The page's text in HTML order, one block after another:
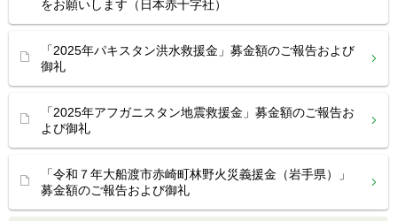
をお願いします（日本赤十字社）
「2025年パキスタン洪水救援金」募金額のご報告および
御礼
「2025年アフガニスタン地震救援金」募金額のご報告お
よび御礼
「令和７年大船渡市赤崎町林野火災義援金（岩手県）」
募金額のご報告および御礼